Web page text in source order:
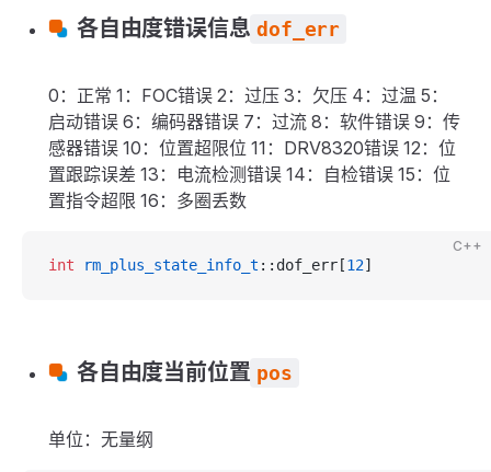
各自由度错误信息 dof_err
0：正常 1：FOC错误 2：过压 3：欠压 4：过温 5：
启动错误 6：编码器错误 7：过流 8：软件错误 9：传
感器错误 10：位置超限位 11：DRV8320错误 12：位
置跟踪误差 13：电流检测错误 14：自检错误 15：位
置指令超限 16：多圈丢数
C++
int rm_plus_state_info_t ::dof_err[12]
各自由度当前位置 pos
单位：无量纲